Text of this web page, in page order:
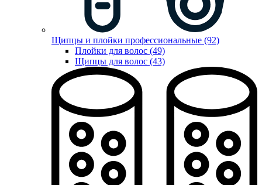
Щипцы и плойки профессиональные (92)
Плойки для волос (49)
Щипцы для волос (43)